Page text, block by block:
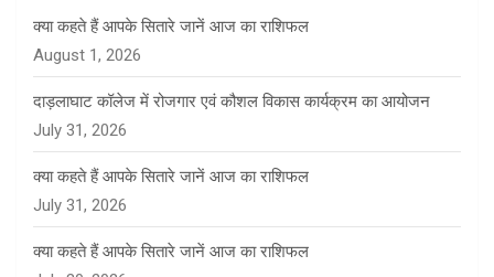
क्या कहते हैं आपके सितारे जानें आज का राशिफल
August 1, 2026
दाड़लाघाट कॉलेज में रोजगार एवं कौशल विकास कार्यक्रम का आयोजन
July 31, 2026
क्या कहते हैं आपके सितारे जानें आज का राशिफल
July 31, 2026
क्या कहते हैं आपके सितारे जानें आज का राशिफल